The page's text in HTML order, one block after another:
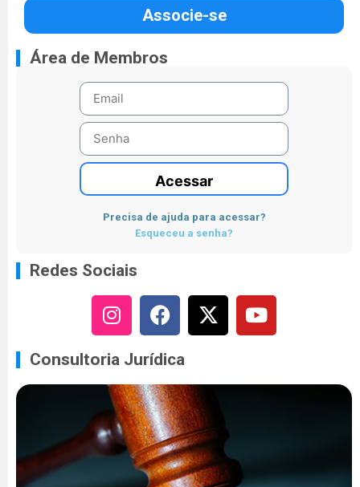
Associe-se
Área de Membros
Acessar
Precisa de ajuda para acessar?
Esqueceu a senha?
Redes Sociais
Consultoria Jurídica